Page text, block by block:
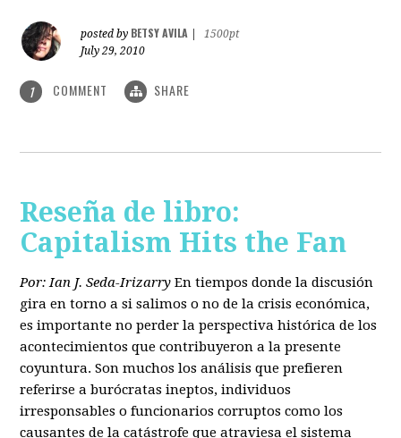
posted by BETSY AVILA
1500pt
July 29, 2010
1 COMMENT SHARE
Reseña de libro:
Capitalism Hits the Fan
Por: Ian J. Seda-Irizarry En tiempos donde la discusión
gira en torno a si salimos o no de la crisis económica,
es importante no perder la perspectiva histórica de los
acontecimientos que contribuyeron a la presente
coyuntura. Son muchos los análisis que prefieren
referirse a burócratas ineptos, individuos
irresponsables o funcionarios corruptos como los
causantes de la catástrofe que atraviesa el sistema